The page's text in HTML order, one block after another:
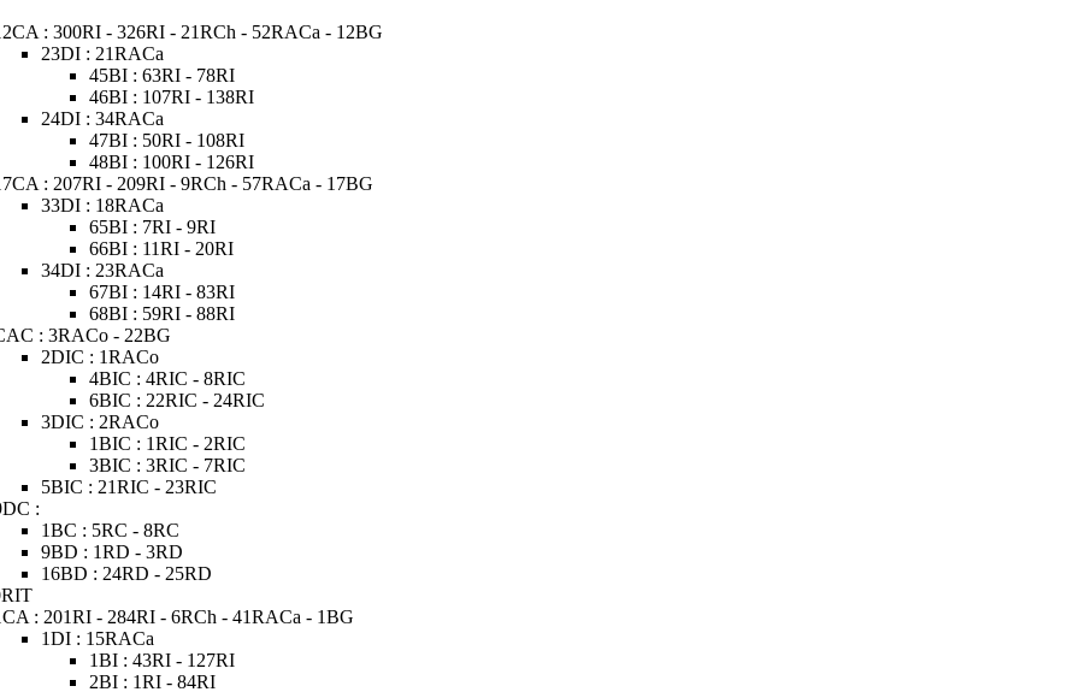
: 300RI - 326RI - 21RCh - 52RACa - 12BG
23DI : 21RACa
45BI : 63RI - 78RI
46BI : 107RI - 138RI
24DI : 34RACa
47BI : 50RI - 108RI
48BI : 100RI - 126RI
: 207RI - 209RI - 9RCh - 57RACa - 17BG
33DI : 18RACa
65BI : 7RI - 9RI
66BI : 11RI - 20RI
34DI : 23RACa
67BI : 14RI - 83RI
68BI : 59RI - 88RI
: 3RACo - 22BG
2DIC : 1RACo
4BIC : 4RIC - 8RIC
6BIC : 22RIC - 24RIC
3DIC : 2RACo
1BIC : 1RIC - 2RIC
3BIC : 3RIC - 7RIC
5BIC : 21RIC - 23RIC
:
1BC : 5RC - 8RC
9BD : 1RD - 3RD
16BD : 24RD - 25RD
: 201RI - 284RI - 6RCh - 41RACa - 1BG
1DI : 15RACa
1BI : 43RI - 127RI
2BI : 1RI - 84RI